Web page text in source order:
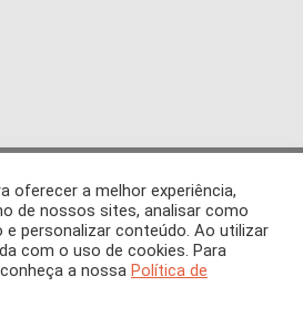
CIÊNCIA HOJE. Todos os direitos
reservados.
revista refletem exclusivamente a
de seus autores.
ou parcial, do conteúdo (imagens
oferecer a melhor experiência,
de nossos sites, analisar como
personalizar conteúdo. Ao utilizar
com o uso de cookies. Para
a nossa Política de